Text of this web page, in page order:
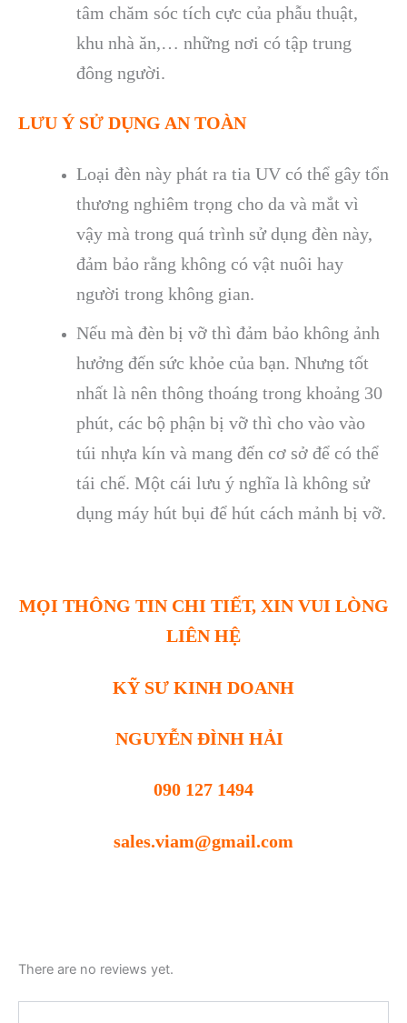
tâm chăm sóc tích cực của phẫu thuật,
khu nhà ăn,… những nơi có tập trung
đông người.
LƯU Ý SỬ DỤNG AN TOÀN
Loại đèn này phát ra tia UV có thể gây tổn
thương nghiêm trọng cho da và mắt vì
vậy mà trong quá trình sử dụng đèn này,
đảm bảo rằng không có vật nuôi hay
người trong không gian.
Nếu mà đèn bị vỡ thì đảm bảo không ảnh
hưởng đến sức khỏe của bạn. Nhưng tốt
nhất là nên thông thoáng trong khoảng 30
phút, các bộ phận bị vỡ thì cho vào vào
túi nhựa kín và mang đến cơ sở để có thể
tái chế. Một cái lưu ý nghĩa là không sử
dụng máy hút bụi để hút cách mảnh bị vỡ.
MỌI THÔNG TIN CHI TIẾT, XIN VUI LÒNG
LIÊN HỆ
KỸ SƯ KINH DOANH
NGUYỄN ĐÌNH HẢI
090 127 1494
sales.viam@gmail.com
There are no reviews yet.